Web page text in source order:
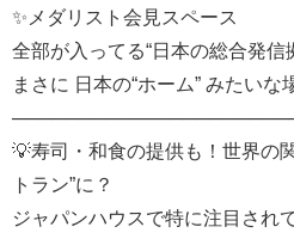
✨メダリスト会見スペース
全部が入ってる“日本の総合発信
まさに 日本の“ホーム” みたい
💡寿司・和食の提供も！世界の
トラン”に？
ジャパンハウスで特に注目され